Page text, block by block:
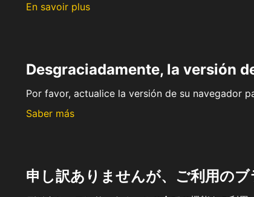
En savoir plus
Desgraciadamente, la versión
Por favor, actualice la versión de su navegador
Saber más
申し訳ありませんが、ご利用の